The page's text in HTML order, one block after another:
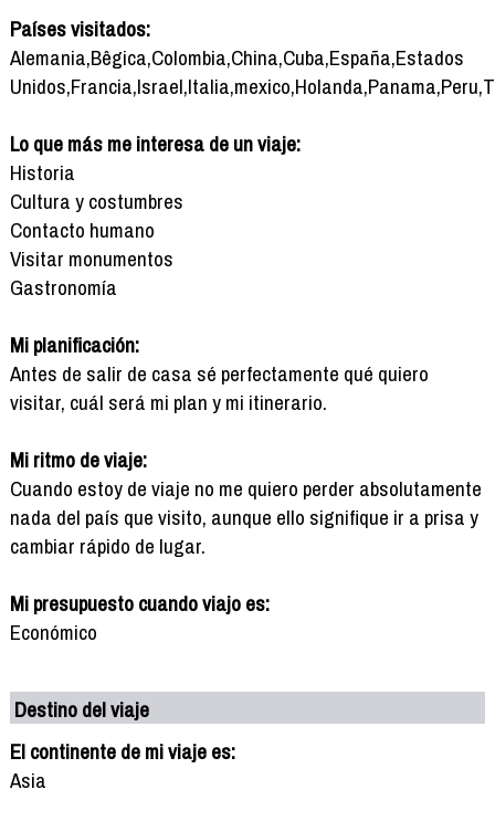
Países visitados:
Alemania,Bêgica,Colombia,China,Cuba,España,Estados
Lo que más me interesa de un viaje:
Historia
Cultura y costumbres
Contacto humano
Visitar monumentos
Gastronomía
Mi planificación:
Antes de salir de casa sé perfectamente qué quiero
visitar, cuál será mi plan y mi itinerario.
Mi ritmo de viaje:
Cuando estoy de viaje no me quiero perder absolutamente
nada del país que visito, aunque ello signifique ir a prisa y
cambiar rápido de lugar.
Mi presupuesto cuando viajo es:
Económico
Destino del viaje
El continente de mi viaje es:
Asia